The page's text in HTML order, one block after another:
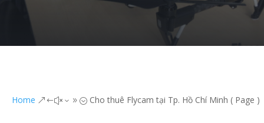
Home &#x39; Cho thuê Flycam tại Tp. Hồ Chí Minh ( Page )